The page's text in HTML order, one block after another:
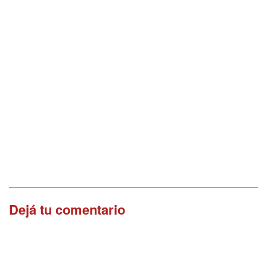
Dejá tu comentario